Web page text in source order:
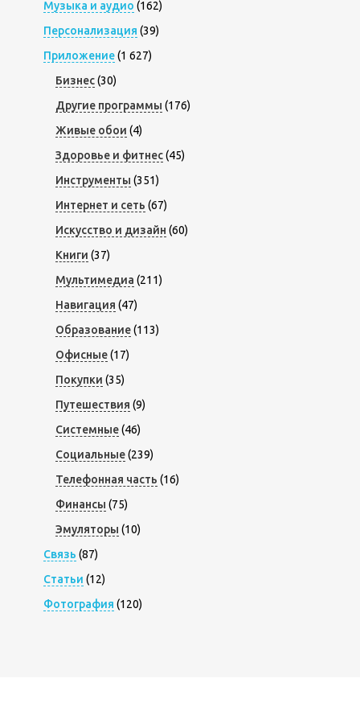
Музыка и аудио (162)
Персонализация (39)
Приложение(1 627)
Бизнес(30)
Другие программы (176)
Живые обои (4)
Здоровье и фитнес(45)
Инструменты (351)
Интернет и сеть (67)
Искусство и дизайн (60)
Книги (37)
Мультимедиа (211)
Навигация (47)
Образование(113)
Офисные(17)
Покупки (35)
Путешествия (9)
Системные(46)
Социальные(239)
Телефонная часть (16)
Финансы (75)
Эмуляторы (10)
Связь (87)
Статьи (12)
Фотография (120)